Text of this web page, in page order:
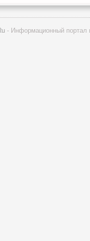
- Информационный портал